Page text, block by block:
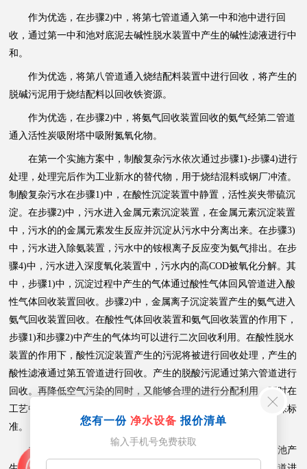
作为优选，在步骤2)中，将第七管道通入第一中和池中进行回
收，通过第一中和池对底泥去碱性脱水装置中产生的碱性滤液进行中
和。
作为优选，将第八管道通入烧结配料装置中进行回收，将产生的
脱碱污泥用于烧结配料以回收铁资源。
作为优选，在步骤2)中，将氨气回收装置回收的氨气经第二管道
通入活性炭吸附塔中吸附氮氧化物。
在第一个实施方案中，制酸复杂污水依次通过步骤1)-步骤4)进行
处理，处理完后作为工业新水的替代物，用于烧结混料或钢厂冲渣。
制酸复杂污水在步骤1)中，在酸性沉淀装置中静置，活性炭夹带硫沉
淀。在步骤2)中，污水进入金属元素沉淀装置，在金属元素沉淀装置
中，污水的的金属元素发生反应并沉淀从污水中分离出来。在步骤3)
中，污水进入除氨装置，污水中的铵根离子反应变为氨气排出。在步
骤4)中，污水进入深度氧化装置中，污水内的高COD被氧化分解。其
中，步骤1)中，沉淀过程中产生的气体通过酸性气体回风管道进入酸
性气体回收装置回收。步骤2)中，金属离子沉淀装置产生的氨气进入
氨气回收装置回收。在酸性气体回收装置和氨气回收装置的作用下，
步骤1)和步骤2)中产生的气体均可以进行二次回收利用。在酸性脱水
装置的作用下，酸性沉淀装置产生的污泥将被进行回收处理，产生的
酸性滤液通过第五管道进行回收。产生的脱酸污泥通过第六管道进行
回收。再降低空气污染的同时，又能够合理的进行分配利用，同时在
工艺中将废气废料进行回收消除。有利于降低生产成本，满足环保标
准。
在第一个实施方案中，在碱性脱水装置的作用下，絮凝沉淀池产
您有一份 净水设备 报价清单
输入手机号免费获取